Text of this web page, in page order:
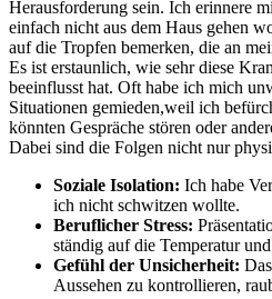
Herausforderung sein. Ich erinnere
einfach ‍nicht aus dem Haus gehen
auf die Tropfen⁢ bemerken, die an
Es ist erstaunlich, wie sehr diese
beeinflusst hat. Oft habe ich‍ mich
Situationen ⁢gemieden,weil ich
könnten Gespräche stören oder
Dabei sind die Folgen nicht⁤ nur
Soziale Isolation: Ich habe
ich nicht‌ schwitzen wollte.
Beruflicher Stress:
ständig auf die Temperatur
Gefühl der ⁤Unsicherheit:
⁢Aussehen zu kontrollieren,